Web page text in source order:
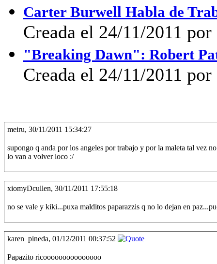
Carter Burwell Habla de
Creada el 24/11/2011
"Breaking Dawn": Robert
Creada el 24/11/2011
meiru, 30/11/2011 15:34:27
supongo q anda por los angeles por trabajo y por la maleta tal vez
lo van a volver loco :/
xiomyDcullen, 30/11/2011 17:55:18
no se vale y kiki...puxa malditos paparazzis q no lo dejan en
karen_pineda, 01/12/2011 00:37:52
Papazito ricooooooooooooooo